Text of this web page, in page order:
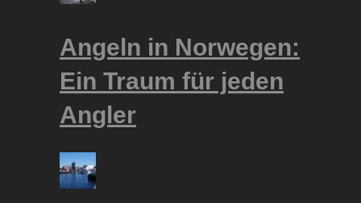
Angeln in Norwegen:
Ein Traum für jeden
Angler